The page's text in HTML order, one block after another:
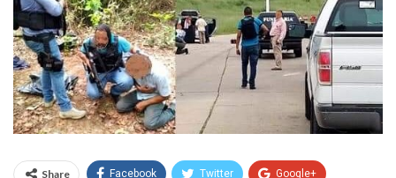
Share Facebook Twitter Google+